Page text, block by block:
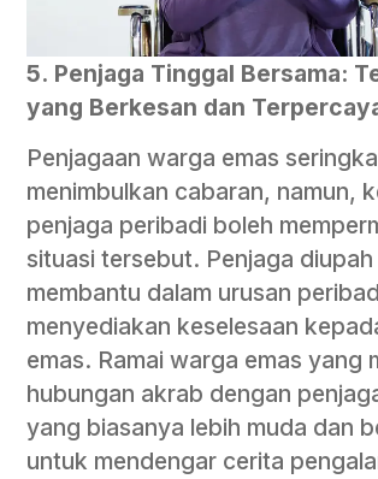
5. Penjaga Tinggal Bersama:
yang Berkesan dan
Penjagaan warga emas
menimbulkan cabaran, namun,
penjaga peribadi boleh
situasi tersebut. Penjaga
membantu dalam urusan
menyediakan keselesaan
emas. Ramai warga emas yang
hubungan akrab dengan
yang biasanya lebih muda dan
untuk mendengar cerita